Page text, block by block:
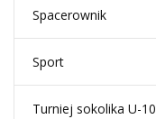
Spacerownik
Sport
Turniej sokolika U-10